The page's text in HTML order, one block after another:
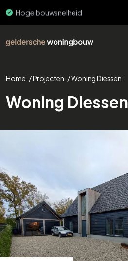
Hoge bouwsnelheid
Home /Projecten /Woning Diessen
Woning Diessen